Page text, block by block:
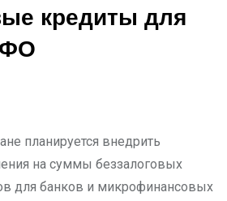
кредиты для
на суммы беззалоговых
для банков и микрофинансовых